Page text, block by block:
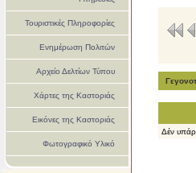
Τουριστικές Πληροφορίες
Ενημέρωση Πολιτών
Αρχείο Δελτίων Τύπου
Χάρτες της Καστοριάς
Εικόνες της Καστοριάς
Φωτογραφικό Υλικό
Δέν